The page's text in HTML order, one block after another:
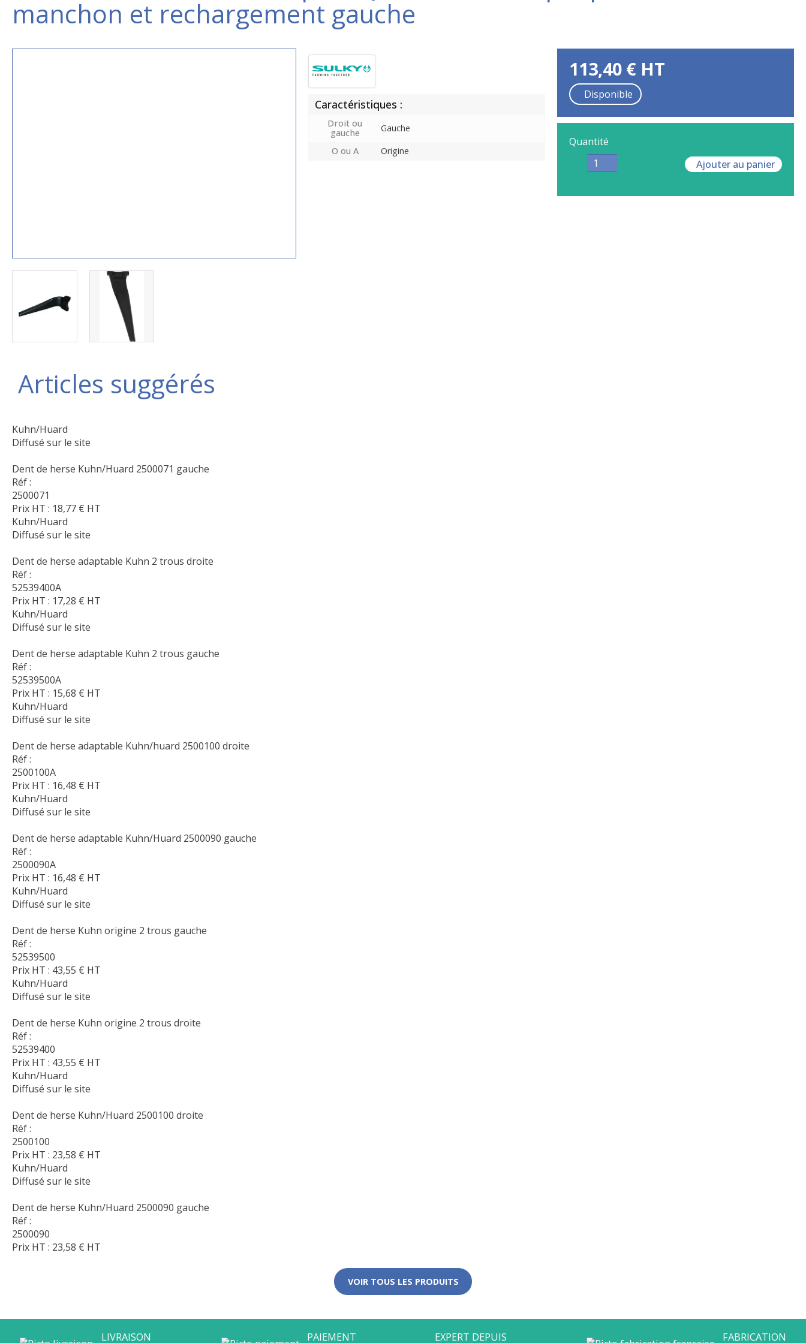
manchon et rechargement gauche
Caractéristiques :
Droit ou
gauche
Gauche
O ou A
Origine
113,40 € HT
Disponible
Quantité
Ajouter au panier
Articles suggérés
Kuhn/Huard
Diffusé sur le site
Dent de herse Kuhn/Huard 2500071 gauche
Réf :
2500071
Prix HT : 18,77 € HT
Kuhn/Huard
Diffusé sur le site
Dent de herse adaptable Kuhn 2 trous droite
Réf :
52539400A
Prix HT : 17,28 € HT
Kuhn/Huard
Diffusé sur le site
Dent de herse adaptable Kuhn 2 trous gauche
Réf :
52539500A
Prix HT : 15,68 € HT
Kuhn/Huard
Diffusé sur le site
Dent de herse adaptable Kuhn/huard 2500100 droite
Réf :
2500100A
Prix HT : 16,48 € HT
Kuhn/Huard
Diffusé sur le site
Dent de herse adaptable Kuhn/Huard 2500090 gauche
Réf :
2500090A
Prix HT : 16,48 € HT
Kuhn/Huard
Diffusé sur le site
Dent de herse Kuhn origine 2 trous gauche
Réf :
52539500
Prix HT : 43,55 € HT
Kuhn/Huard
Diffusé sur le site
Dent de herse Kuhn origine 2 trous droite
Réf :
52539400
Prix HT : 43,55 € HT
Kuhn/Huard
Diffusé sur le site
Dent de herse Kuhn/Huard 2500100 droite
Réf :
2500100
Prix HT : 23,58 € HT
Kuhn/Huard
Diffusé sur le site
Dent de herse Kuhn/Huard 2500090 gauche
Réf :
2500090
Prix HT : 23,58 € HT
VOIR TOUS LES PRODUITS